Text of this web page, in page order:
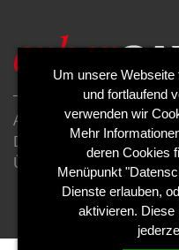
AGB
Impressum
Datenschutzerklärung
Über uns
Kontakt
Abo kündigen
Um unsere
und fortlaufend
verwenden wir
Mehr
deren Cookies
Menüpunkt
Dienste erlauben,
aktivieren. Diese